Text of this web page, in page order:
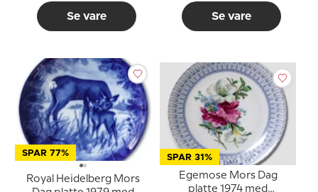
Se vare Se vare
SPAR 77%
Royal Heidelberg Mors
SPAR 31%
Egemose Mors Dag
platte 1974 med